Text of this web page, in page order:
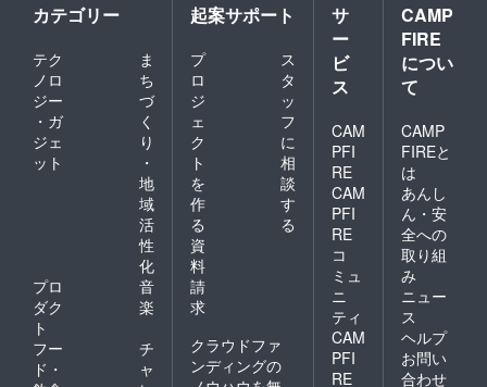
カテゴリー
テク
ノロ
ジー
・ガ
ジェ
ット
ま
ち
づ
く
り
・
地
域
活
性
化
プロ
ダク
ト
音
楽
フー
ド・
チ
ャ
起案サポート
プ
ロ
ジ
ェ
ク
ト
を
作
る
ス
タ
ッ
フ
に
相
談
す
る
資
料
請
求
クラウドファ
ンディングの
サ
ー
ビ
ス
CAM
PFI
RE
CAM
PFI
RE
コ
ミュ
ニ
ティ
CAM
PFI
RE
CAMP
FIRE
につい
て
CAMP
FIREと
は
あんし
ん・安
全への
取り組
み
ニュー
ス
ヘルプ
お問い
合わせ